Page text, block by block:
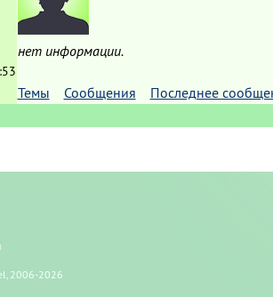
нет информации.
Темы Сообщения Последнее
2006-2026